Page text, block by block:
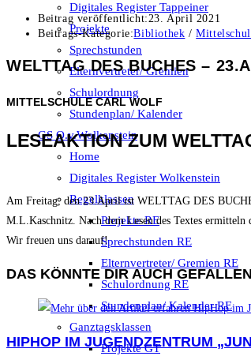
Digitales Register Tappeiner
Projekte
Sprechstunden
Elternvertreter/ Gremien
Schulordnung
Stundenplan/ Kalender
GS O.v.Wolkenstein
Home
Digitales Register Wolkenstein
Regelklassen
Projekte RE
Sprechstunden RE
Elternvertreter/ Gremien RE
Schulordnung RE
Stundenplan/ Kalender RE
Ganztagsklassen
Projekte GT
Beitrag veröffentlicht:23. April 2021
Beitrags-Kategorie:Bibliothek /
WELTTAG DES BUCHES –
MITTELSCHULE CARL WOLF
LESEAKTION ZUM
Am Freitag, den 23.April ist WELTTAG DES
M.L.Kaschnitz. Nach dem Lesen des Textes
Wir freuen uns darauf!
DAS KÖNNTE DIR AUCH GEFALLEN
HIPHOP IM JUGENDZENTRUM